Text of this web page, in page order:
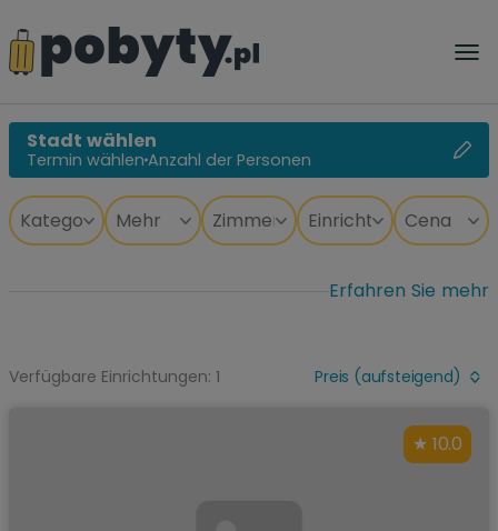
Stadt wählen
Termin wählen Anzahl der Personen
Erfahren Sie mehr
Verfügbare Einrichtungen: 1 Preis (aufsteigend)
10.0